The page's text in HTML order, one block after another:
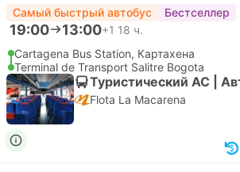
Самый быстрый автобус Бестселлер
19:00 13:00+1 18 ч.
Cartagena Bus Station, Картахена
Terminal de Transport Salitre Bogota
Туристический AC |
Flota La Macarena